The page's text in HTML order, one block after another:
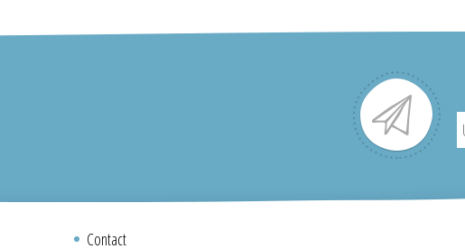
Contact